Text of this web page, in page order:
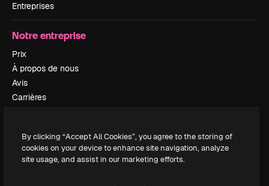
Entreprises
Notre entreprise
Prix
À propos de nous
Avis
Carrières
Événements
Slidesgo
By clicking “Accept All Cookies”, you agree to the storing of
cookies on your device to enhance site navigation, analyze
site usage, and assist in our marketing efforts.